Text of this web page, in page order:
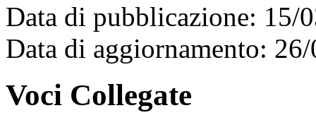
Data di pubblicazione: 15/
Data di aggiornamento:
Voci Collegate